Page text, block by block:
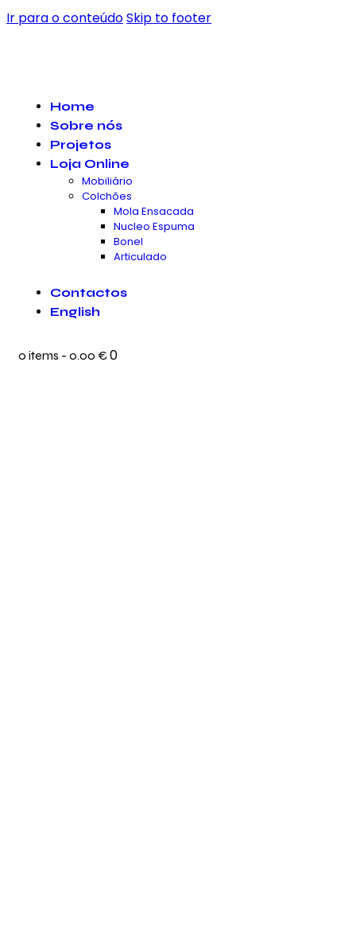
Ir para o conteúdoSkip to footer
Home
Sobre nós
Projetos
Loja Online
Mobiliário
Colchões
Mola Ensacada
Nucleo Espuma
Bonel
Articulado
Contactos
English
0 items - 0.00 €0